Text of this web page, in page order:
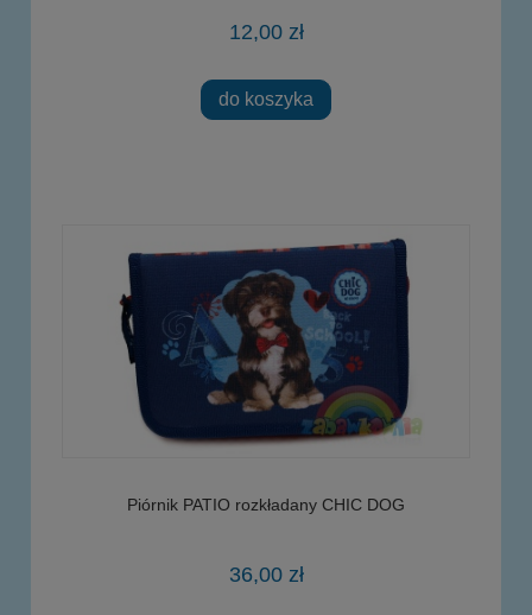
12,00 zł
do koszyka
Piórnik PATIO rozkładany CHIC DOG
36,00 zł